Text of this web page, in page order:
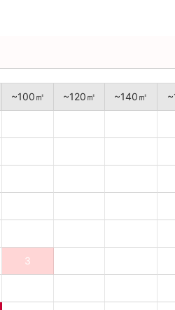
~100㎡ ~120㎡ ~140㎡
3